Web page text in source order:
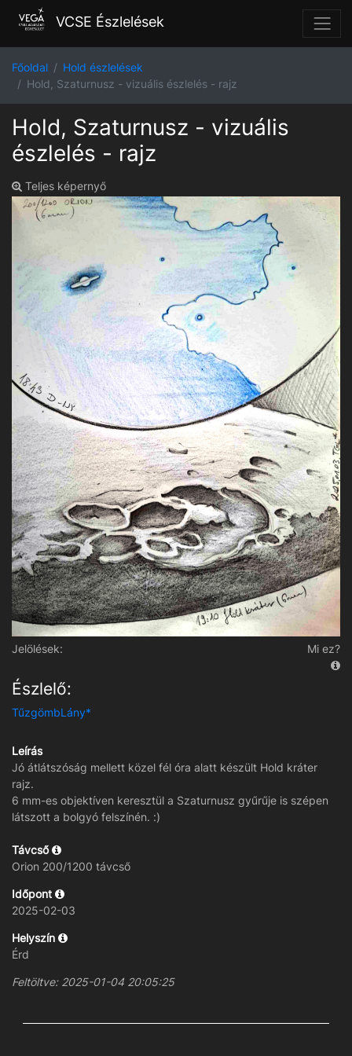
VCSE Észlelések
Főoldal
Hold észlelések
Hold, Szaturnusz - vizuális észlelés - rajz
Hold, Szaturnusz - vizuális
észlelés - rajz
Teljes képernyő
Jelölések: Mi ez?
Észlelő:
TűzgömbLány*
Leírás
Jó átlátszóság mellett közel fél óra alatt készült Hold kráter
rajz.
6 mm-es objektíven keresztül a Szaturnusz gyűrűje is szépen
látszott a bolgyó felszínén. :)
Távcső
Orion 200/1200 távcső
Időpont
2025-02-03
Helyszín
Érd
Feltöltve: 2025-01-04 20:05:25